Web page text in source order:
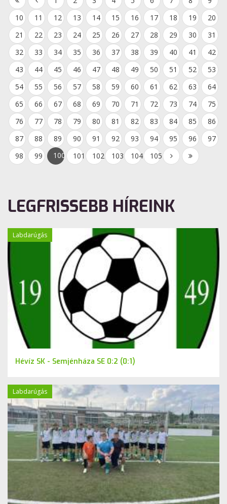
10
11 12 13 14 15 16 17 18 19
20
21
22 23 24 25 26 27 28 29 30
31
32
33 34 35 36 37 38 39 40 41
42
43
44 45 46 47 48 49 50 51 52
53
54
55 56 57 58 59 60 61 62 63
64
65
66 67 68 69 70 71 72 73 74
75
76
77 78 79 80 81 82 83 84 85
86
87
88 89 90 91 92 93 94 95 96
97
98
99 100 101 102 103 104 105
LEGFRISSEBB HÍREINK
Labdarúgás
Hévíz SK - Semjénháza SE 0:2 (0:1)
Labdarúgás